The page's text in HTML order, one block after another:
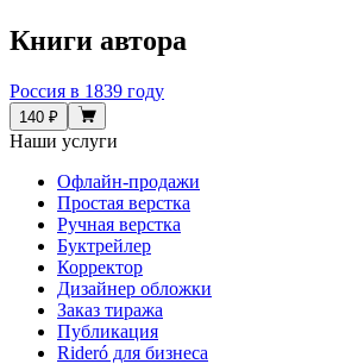
Книги автора
Россия в 1839 году
140 ₽
Наши услуги
Офлайн-продажи
Простая верстка
Ручная верстка
Буктрейлер
Корректор
Дизайнер обложки
Заказ тиража
Публикация
Rideró для бизнеса